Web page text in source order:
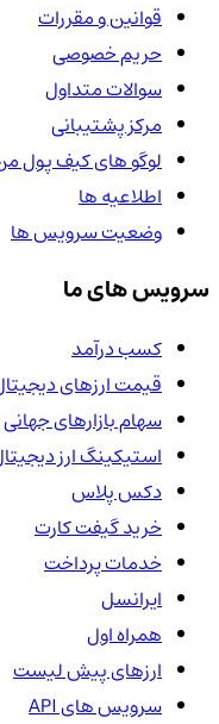
قوانین و مقررات
حریم خصوصی
سوالات متداول
مرکز پشتیبانی
لوگو های کیف پول من
اطلاعیه ها
وضعیت سرویس ها
سرویس های ما
کسب درآمد
قیمت ارزهای دیجیتال
سهام بازارهای جهانی
استیکینگ ارز دیجیتال
دکس پلاس
خرید گیفت کارت
خدمات پرداخت
ایرانسل
همراه اول
ارزهای پیش لیست
سرویس های API